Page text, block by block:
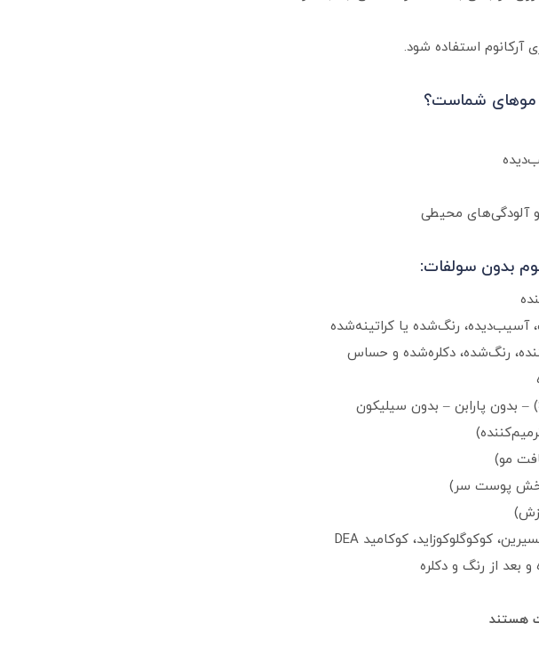
آرکانوم استفاده شود.
موهای شماست؟
آلودگی‌های محیطی
بدون سولفات:
آسیب‌دیده، رنگ‌شده یا کراتینه‌شده
رنگ‌شده، دکلره‌شده و حساس
مو)
پوست سر)
بعد از رنگ‌ و دکلره
هستند